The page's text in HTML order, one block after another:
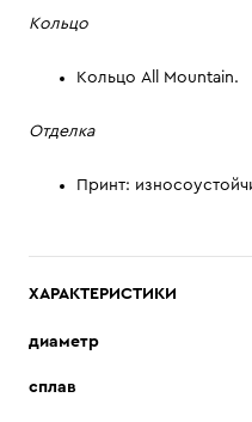
Кольцо
Кольцо All Mountain.
Отделка
Принт:
ХАРАКТЕРИСТИКИ
диаметр
сплав